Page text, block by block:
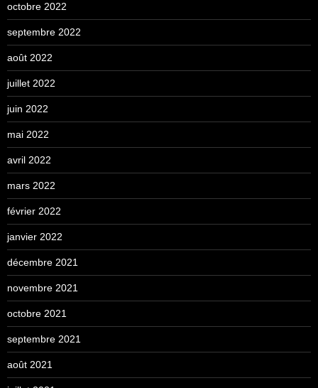
octobre 2022
septembre 2022
août 2022
juillet 2022
juin 2022
mai 2022
avril 2022
mars 2022
février 2022
janvier 2022
décembre 2021
novembre 2021
octobre 2021
septembre 2021
août 2021